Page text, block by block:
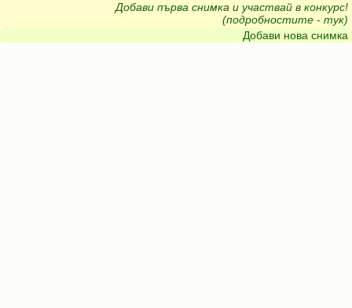
Добави първа снимка и участвай в конкурс!
(подробностите - тук)
Добави нова снимка